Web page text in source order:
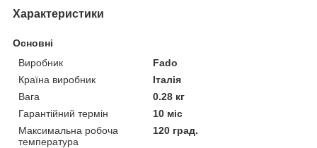
Характеристики
Основні
Виробник
Fado
Країна виробник
Італія
Вага
0.28 кг
Гарантійний термін
10 міс
Максимальна робоча
температура
120 град.